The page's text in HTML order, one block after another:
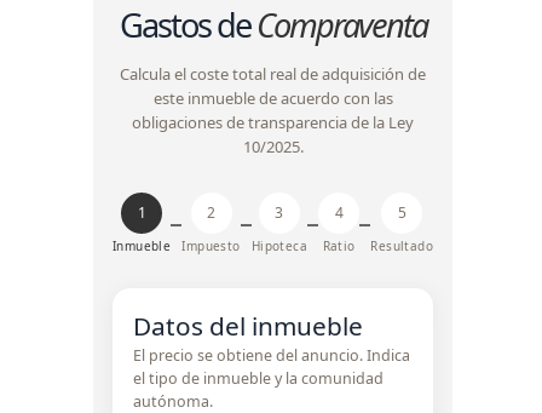
Gastos deCompraventa
Calcula el coste total real de adquisición de
este inmueble de acuerdo con las
obligaciones de transparencia de la Ley
10/2025.
1
Inmueble
2
Impuesto
3
Hipoteca
4
Ratio
5
Resultado
Datos del inmueble
El precio se obtiene del anuncio. Indica
el tipo de inmueble y la comunidad
autónoma.